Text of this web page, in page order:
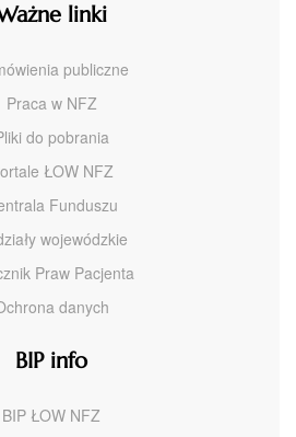
linki
publiczne
Praca w NFZ
do pobrania
ŁOW NFZ
Funduszu
wojewódzkie
Praw Pacjenta
danych
BIP info
BIP ŁOW NFZ